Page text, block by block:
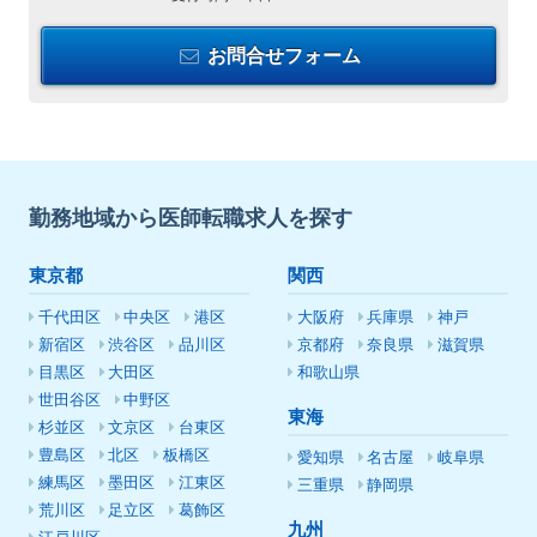
お問合せフォーム
勤務地域から医師転職求人を探す
東京都
千代田区 中央区
港区
新宿区
渋谷区
品川区
目黒区
大田区
世田谷区
中野区
杉並区
文京区
台東区
豊島区
北区
板橋区
練馬区
墨田区
江東区
荒川区
足立区
葛飾区
関西
大阪府 兵庫県
神戸
京都府
奈良県
滋賀県
和歌山県
東海
愛知県 名古屋
岐阜県
三重県
静岡県
九州